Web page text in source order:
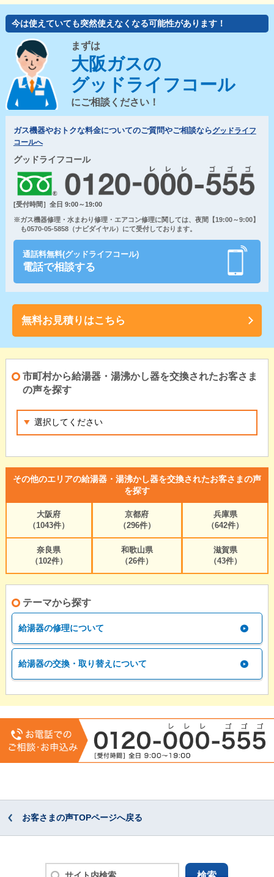
今は使えていても突然使えなくなる可能性があります！
まずは
大阪ガスの
グッドライフコール
にご相談ください！
ガス機器やおトクな料金についてのご質問やご相談ならグッドライフ
コールへ
グッドライフコール
[受付時間］全日 9:00～19:00
※ガス機器修理・水まわり修理・エアコン修理に関しては、夜間【19:00～9:00】
も0570-05-5858（ナビダイヤル）にて受付しております。
通話料無料(グッドライフコール)
電話で相談する
無料お見積りはこちら
市町村から給湯器・湯沸かし器を交換されたお客さま
の声を探す
その他のエリアの給湯器・湯沸かし器を交換されたお客さまの声
を探す
大阪府
（1043件）
京都府
（296件）
兵庫県
（642件）
奈良県
（102件）
和歌山県
（26件）
滋賀県
（43件）
テーマから探す
給湯器の修理について
給湯器の交換・取り替えについて
お客さまの声TOPページへ戻る